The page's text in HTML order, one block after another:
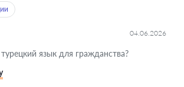
04.06.2026
язык для гражданства?